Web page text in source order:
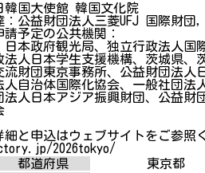
韓国大使館 韓国文化院
：公益財団法人三菱UFJ 国際財団
請予定の公共機関：
日本政府観光局、独立行政法人国
法人日本学生支援機構、茨城県
流財団東京事務所、公益財団法人
人自治体国際化協会、一般社団法
法人日本アジア振興財団、公益財
細と申込はウェブサイトをご参照
2026tokyo/
都道府県 東京都